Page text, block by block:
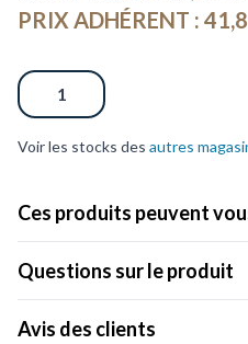
PRIX ADHÉRENT :
Quantité
Voir les stocks des autres
Ces produits peuvent
Questions sur le produit
Avis des clients